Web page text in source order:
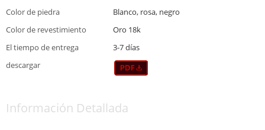
Color de piedra
Blanco, rosa, negro
Color de revestimiento
Oro 18k
El tiempo de entrega
3-7 días
descargar
Información Detallada